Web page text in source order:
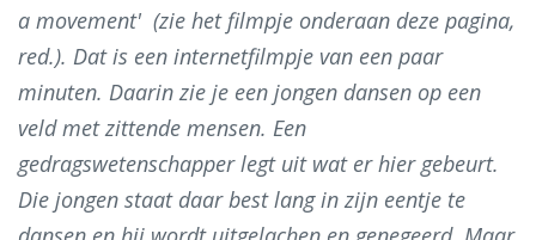
a movement' (zie het filmpje onderaan deze pagina,
red.). Dat is een internetfilmpje van een paar
minuten. Daarin zie je een jongen dansen op een
veld met zittende mensen. Een
gedragswetenschapper legt uit wat er hier gebeurt.
Die jongen staat daar best lang in zijn eentje te